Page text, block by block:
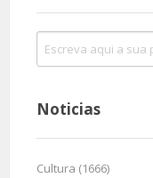
Noticias
Cultura (1666)